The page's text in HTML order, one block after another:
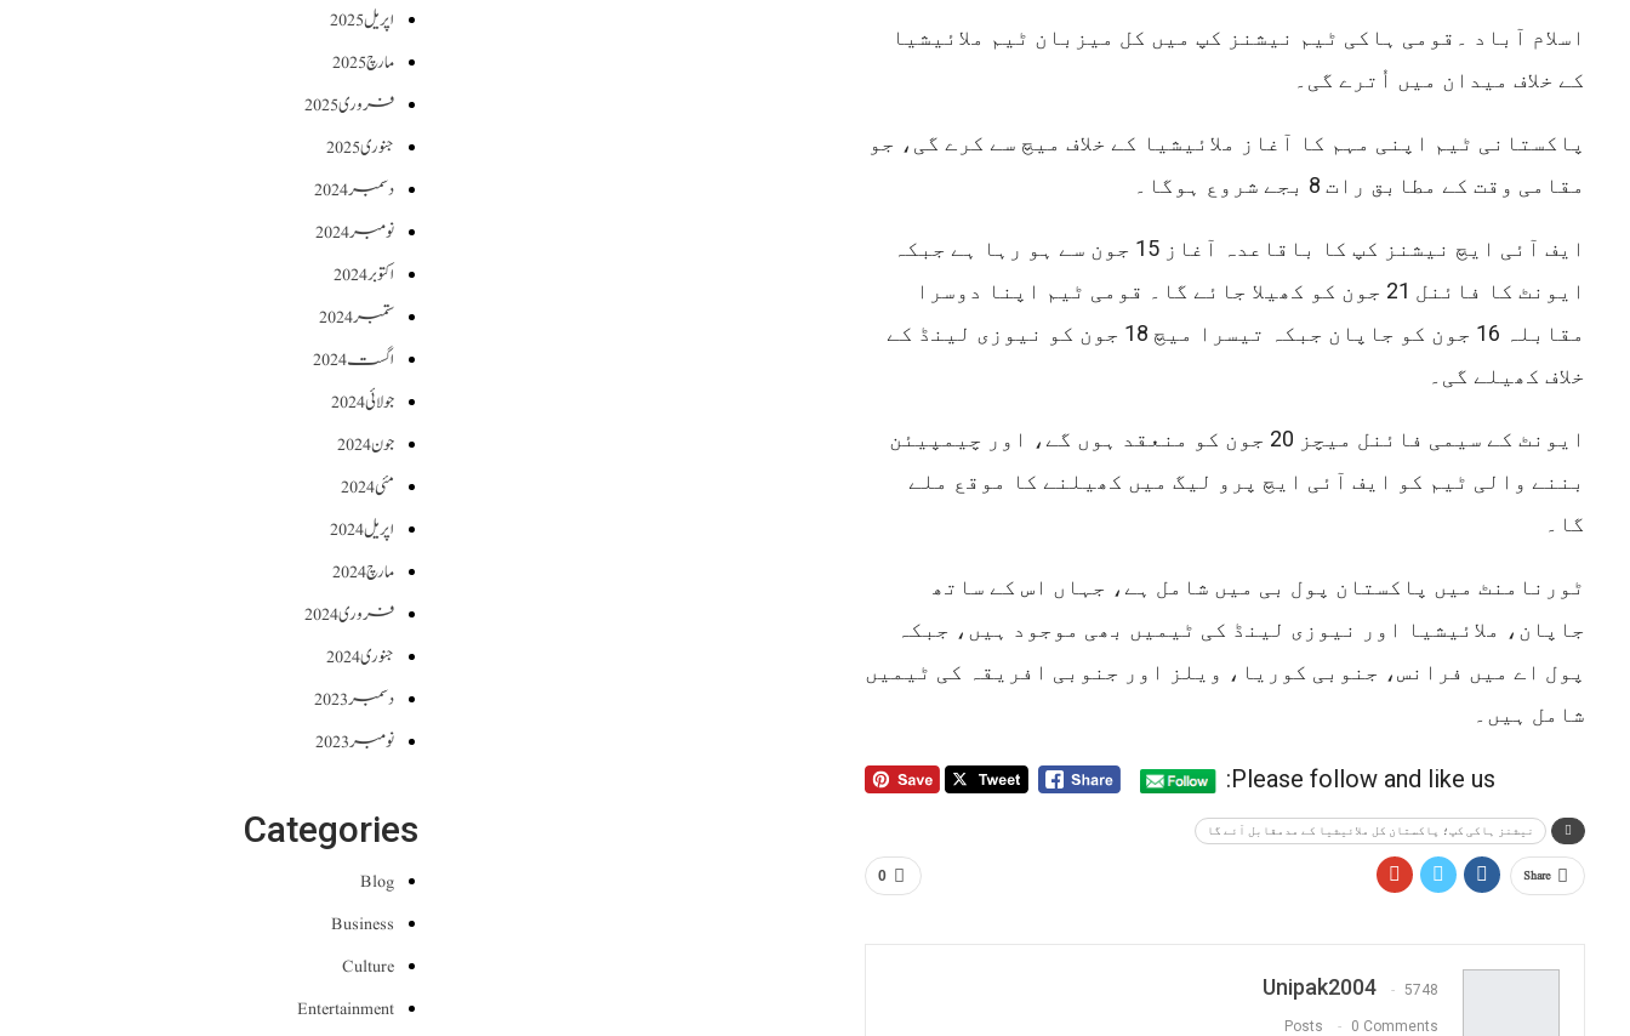
اسلام آباد ۔قومی ہاکی ٹیم نیشنز کپ میں کل میزبان ٹیم ملائیشیا
کے خلاف میدان میں اُترے گی۔
پاکستانی ٹیم اپنی مہم کا آغاز ملائیشیا کے خلاف میچ سے کرے گی، جو
مقامی وقت کے مطابق رات 8 بجے شروع ہوگا۔
ایف آئی ایچ نیشنز کپ کا باقاعدہ آغاز 15 جون سے ہو رہا ہے جبکہ
ایونٹ کا فائنل 21 جون کو کھیلا جائے گا۔ قومی ٹیم اپنا دوسرا
مقابلہ 16 جون کو جاپان جبکہ تیسرا میچ 18 جون کو نیوزی لینڈ کے
خلاف کھیلے گی۔
ایونٹ کے سیمی فائنل میچز 20 جون کو منعقد ہوں گے، اور چیمپیئن
بننے والی ٹیم کو ایف آئی ایچ پرو لیگ میں کھیلنے کا موقع ملے
گا۔
ٹورنامنٹ میں پاکستان پول بی میں شامل ہے، جہاں اس کے ساتھ
جاپان، ملائیشیا اور نیوزی لینڈ کی ٹیمیں بھی موجود ہیں، جبکہ
پول اے میں فرانس، جنوبی کوریا، ویلز اور جنوبی افریقہ کی ٹیمیں
شامل ہیں۔
Please follow and like us:
نیشنز ہاکی کپ؛ پاکستان کل ملائیشیا کے مدمقابل آئے گا
0 Share
Unipak2004 5748
Posts 0 Comments
اپریل 2025
مارچ 2025
فروری 2025
جنوری 2025
دسمبر 2024
نومبر 2024
اکتوبر 2024
ستمبر 2024
اگست 2024
جولائی 2024
جون 2024
مئی 2024
اپریل 2024
مارچ 2024
فروری 2024
جنوری 2024
دسمبر 2023
نومبر 2023
Categories
Blog
Business
Culture
Entertainment